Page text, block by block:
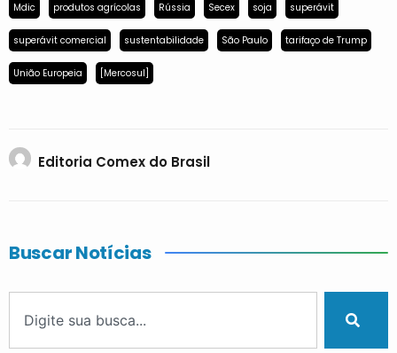
Mdic produtos agrícolas Rússia Secex soja superávit
superávit comercial sustentabilidade São Paulo tarifaço de Trump
União Europeia [Mercosul]
Editoria Comex do Brasil
Buscar Notícias